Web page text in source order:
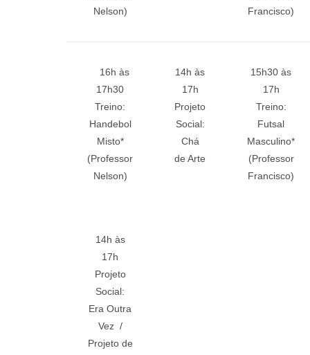
Nelson)
Francisco)
16h às
17h30
Treino:
Handebol
Misto*
(Professor
Nelson)
14h às
17h
Projeto
Social:
Era Outra
Vez /
Projeto de
14h às
17h
Projeto
Social:
Chá
de Arte
15h30 às
17h
Treino:
Futsal
Masculino*
(Professor
Francisco)